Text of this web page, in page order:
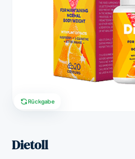
Rückgabe
Dietoll